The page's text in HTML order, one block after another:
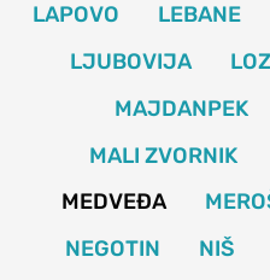
LAPOVO
LEBANE
LJUBOVIJA
MAJDANPEK
MALI ZVORNIK
MEDVEĐA
NEGOTIN
NIŠ